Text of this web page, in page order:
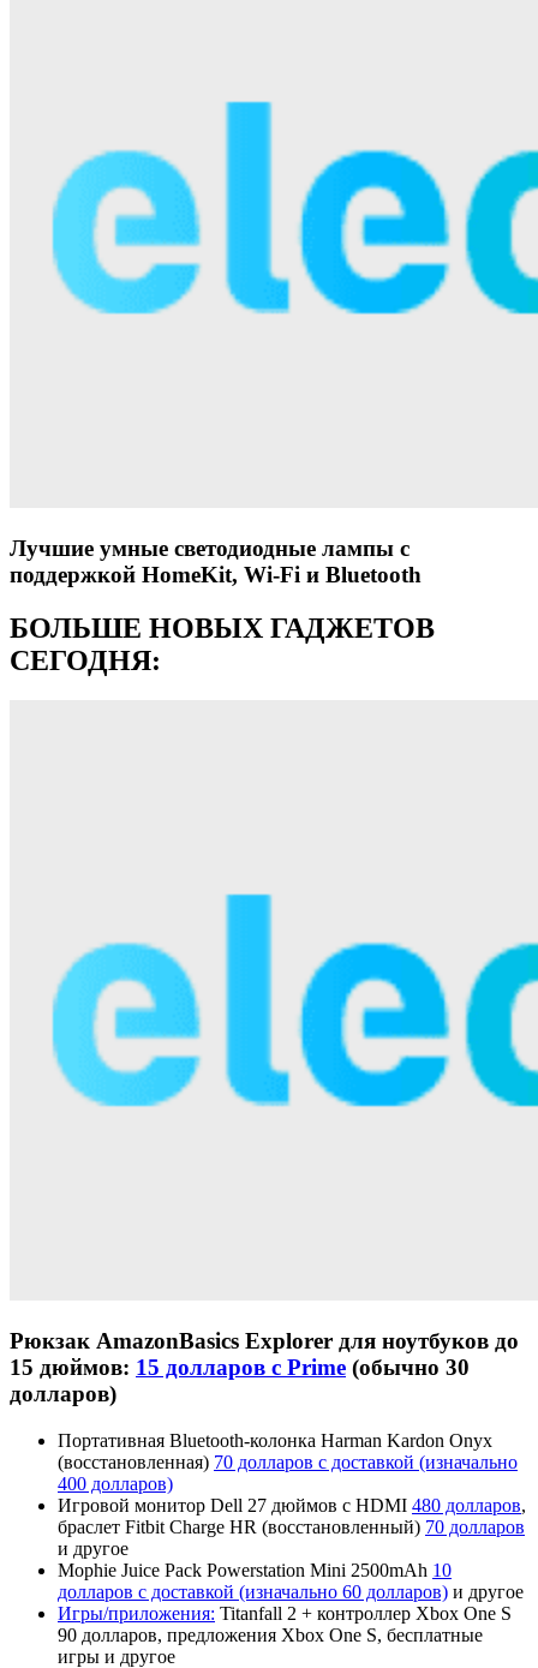
Лучшие умные светодиодные лампы с
поддержкой HomeKit, Wi-Fi и Bluetooth
БОЛЬШЕ НОВЫХ ГАДЖЕТОВ
СЕГОДНЯ:
Рюкзак AmazonBasics Explorer для ноутбуков до
15 дюймов: 15 долларов с Prime (обычно 30
долларов)
Портативная Bluetooth-колонка Harman Kardon Onyx
(восстановленная) 70 долларов с доставкой (изначально
400 долларов)
Игровой монитор Dell 27 дюймов с HDMI 480 долларов,
браслет Fitbit Charge HR (восстановленный) 70 долларов
и другое
Mophie Juice Pack Powerstation Mini 2500mAh 10
долларов с доставкой (изначально 60 долларов) и другое
Игры/приложения: Titanfall 2 + контроллер Xbox One S
90 долларов, предложения Xbox One S, бесплатные
игры и другое